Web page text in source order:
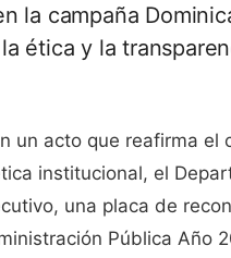
la campaña
ética y la
un acto que reafirma
institucional, el
una placa de
Pública Año